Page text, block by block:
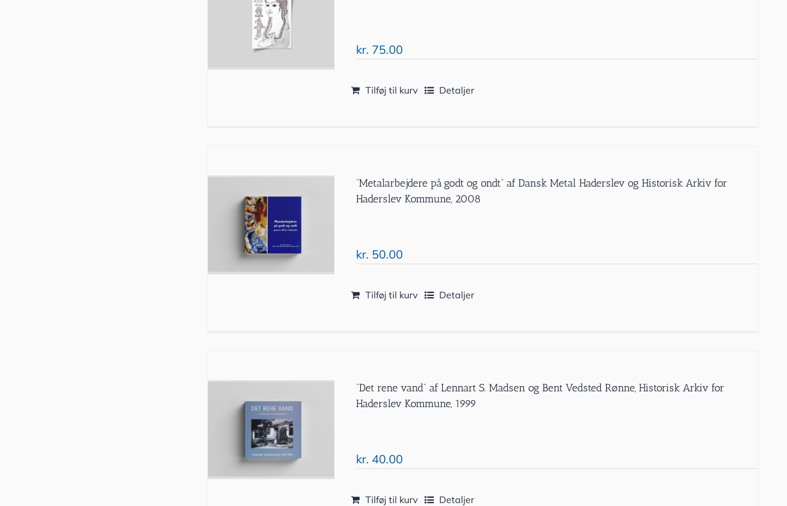
kr. 75.00
Tilføj til kurv Detaljer
”Metalarbejdere på godt og ondt” af Dansk Metal Haderslev og Historisk Arkiv for
Haderslev Kommune, 2008
kr. 50.00
Tilføj til kurv Detaljer
”Det rene vand” af Lennart S. Madsen og Bent Vedsted Rønne, Historisk Arkiv for
Haderslev Kommune, 1999
kr. 40.00
Tilføj til kurv Detaljer